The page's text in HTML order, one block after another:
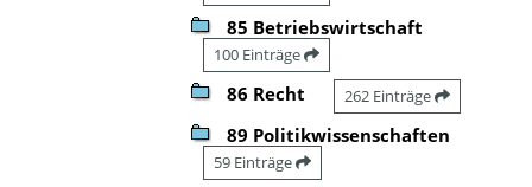
85 Betriebswirtschaft
100 Einträge
86 Recht 262 Einträge
89 Politikwissenschaften
59 Einträge